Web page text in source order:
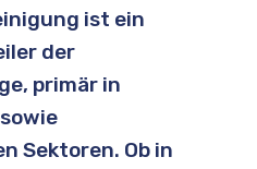
ist ein
der
primär in
Sektoren. Ob in